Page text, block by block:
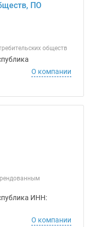
ПО
обществ
О компании
ИНН:
О компании